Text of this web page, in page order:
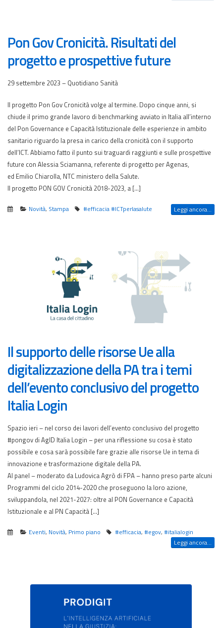
Pon Gov Cronicità. Risultati del
progetto e prospettive future
29 settembre 2023 – Quotidiano Sanità
Il progetto Pon Gov Cronicità volge al termine. Dopo cinque anni, si
chiude il primo grande lavoro di benchmarking avviato in Italia all’interno
del Pon Governance e Capacità Istituzionale delle esperienze in ambito
sanitario riguardo la presa in carico della cronicità con il supporto
dell’ICT. Abbiamo fatto il punto sui traguardi raggiunti e sulle prospettive
future con Alessia Sciamanna, referente di progetto per Agenas,
ed Emilio Chiarolla, NTC ministero della Salute.
Il progetto PON GOV Cronicità 2018-2023, a […]
Novità, Stampa #efficacia #ICTperlasalute Leggi ancora...
Il supporto delle risorse Ue alla
digitalizzazione della PA tra i temi
dell’evento conclusivo del progetto
Italia Login
Spazio ieri – nel corso dei lavori dell’evento conclusivo del progetto
#pongov di AgID Italia Login – per una riflessione su cosa è stato
possibile e cosa sarà possibile fare grazie alle risorse Ue in tema di
innovazione e trasformazione digitale della PA.
Al panel – moderato da Ludovica Agrò di FPA – hanno preso parte alcuni
Programmi del ciclo 2014-2020 che proseguono la loro azione,
sviluppandola, nel 2021-2027: oltre al PON Governance e Capacità
Istituzionale e al PN Capacità […]
Eventi, Novità, Primo piano #efficacia,#egov,#italialogin
Leggi ancora...